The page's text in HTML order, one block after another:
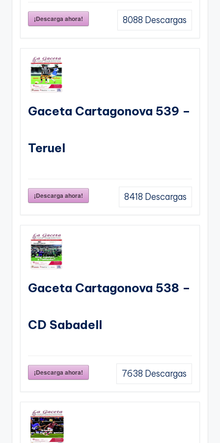
¡Descarga ahora! 8088 Descargas
Gaceta Cartagonova 539 –
Teruel
¡Descarga ahora! 8418 Descargas
Gaceta Cartagonova 538 –
CD Sabadell
¡Descarga ahora! 7638 Descargas